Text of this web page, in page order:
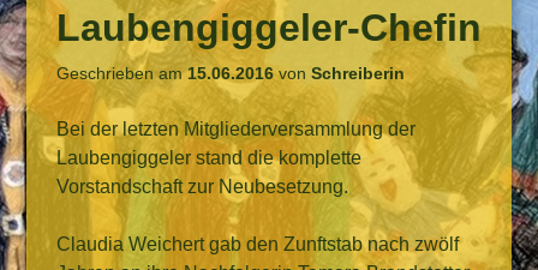
Laubengiggeler-Chefin
Geschrieben am15.06.2016von Schreiberin
Bei der letzten Mitgliederversammlung der
Laubengiggeler stand die komplette
Vorstandschaft zur Neubesetzung.
Claudia Weichert gab den Zunftstab nach zwölf